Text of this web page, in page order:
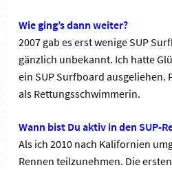
Wie ging’s dann weiter?
2007 gab es erst wenige SUP
gänzlich unbekannt. Ich hatte
ein SUP Surfboard ausgeliehen.
als Rettungsschwimmerin.
Wann bist Du aktiv in den SUP-
Als ich 2010 nach Kalifornien
Rennen teilzunehmen. Die